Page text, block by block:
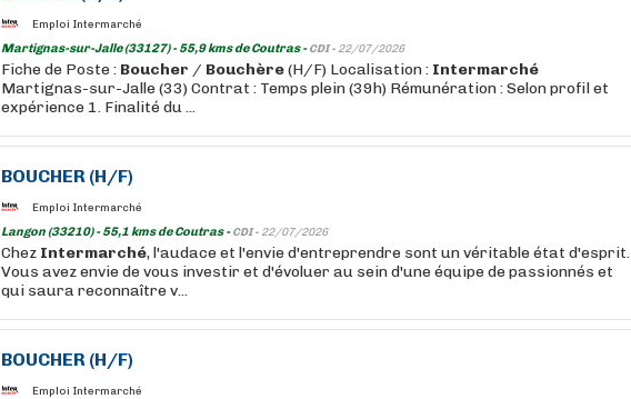
Emploi Intermarché
Martignas-sur-Jalle (33127) - 55,9 kms de Coutras -CDI - 22/07/2026
Fiche de Poste : Boucher / Bouchère(H/F) Localisation : Intermarché
Martignas-sur-Jalle (33) Contrat : Temps plein (39h) Rémunération : Selon profil et
expérience 1. Finalité du ...
BOUCHER (H/F)
Emploi Intermarché
Langon (33210) - 55,1 kms de Coutras -CDI - 22/07/2026
Chez Intermarché, l'audace et l'envie d'entreprendre sont un véritable état d'esprit.
Vous avez envie de vous investir et d'évoluer au sein d'une équipe de passionnés et
qui saura reconnaître v...
BOUCHER (H/F)
Emploi Intermarché